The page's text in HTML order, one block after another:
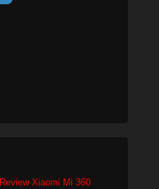
Review Xiaomi Mi 360